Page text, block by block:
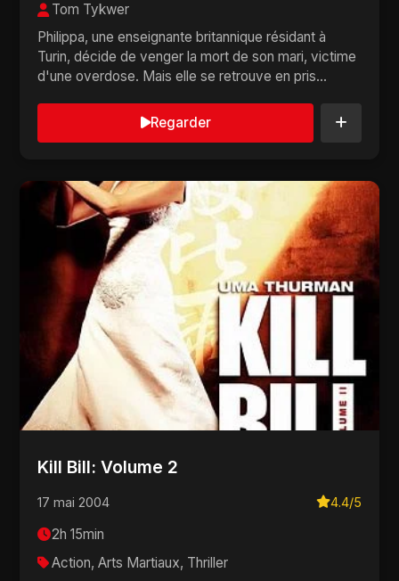
Tom Tykwer
Philippa, une enseignante britannique résidant à
Turin, décide de venger la mort de son mari, victime
d'une overdose. Mais elle se retrouve en pris...
Regarder
Kill Bill: Volume 2
17 mai 2004 4.4/5
2h 15min
Action, Arts Martiaux, Thriller